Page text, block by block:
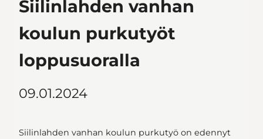
Siilinlahden vanhan
koulun purkutyöt
loppusuoralla
09.01.2024
Siilinlahden vanhan koulun purkutyö on edennyt